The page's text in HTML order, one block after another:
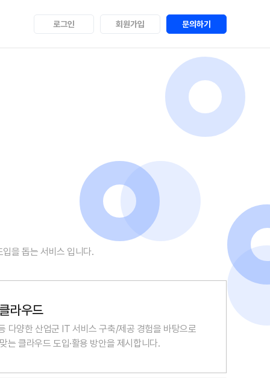
로그인 회원가입 문의하기
을 돕는 서비스 입니다.
라우드
다양한 산업군 IT 서비스 구축/제공 경험을 바탕으로
는 클라우드 도입·활용 방안을 제시합니다.